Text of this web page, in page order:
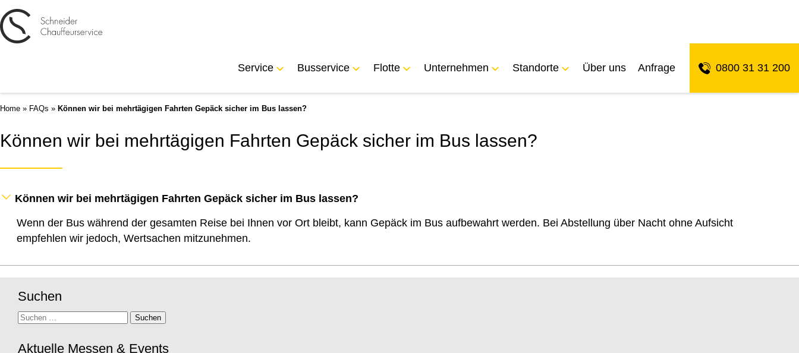
Service Busservice Flotte Unternehmen Standorte Über uns Anfrage 0800 31 31 200
Home » FAQs » Können wir bei mehrtägigen Fahrten Gepäck sicher im Bus lassen?
Können wir bei mehrtägigen Fahrten Gepäck sicher im Bus lassen?
Können wir bei mehrtägigen Fahrten Gepäck sicher im Bus lassen?
Wenn der Bus während der gesamten Reise bei Ihnen vor Ort bleibt, kann Gepäck im Bus aufbewahrt werden. Bei Abstellung über Nacht ohne Aufsicht
empfehlen wir jedoch, Wertsachen mitzunehmen.
Suchen
Suche Suchen
Aktuelle Messen & Events